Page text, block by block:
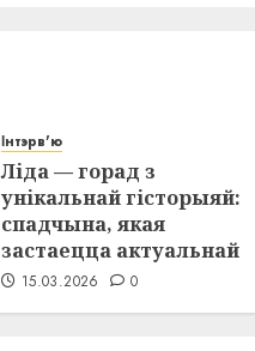
Інтэрв'ю
Ліда — горад з
унікальнай гісторыяй:
спадчына, якая
застаецца актуальнай
15.03.2026 0